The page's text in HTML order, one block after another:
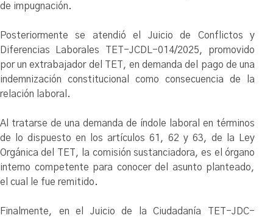
de impugnación.
Posteriormente se atendió el Juicio de Conflictos y
Diferencias Laborales TET-JCDL-014/2025, promovido
por un extrabajador del TET, en demanda del pago de una
indemnización constitucional como consecuencia de la
relación laboral.
Al tratarse de una demanda de índole laboral en términos
de lo dispuesto en los artículos 61, 62 y 63, de la Ley
Orgánica del TET, la comisión sustanciadora, es el órgano
interno competente para conocer del asunto planteado,
el cual le fue remitido.
Finalmente, en el Juicio de la Ciudadanía TET-JDC-